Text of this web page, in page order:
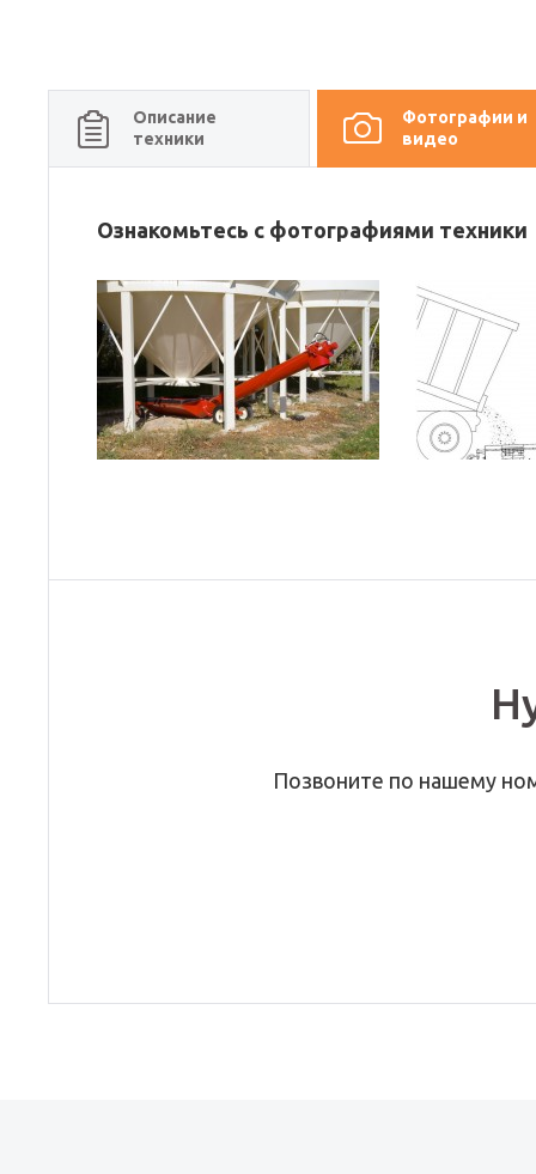
Описание
техники
Фотографии и
видео
Ознакомьтесь с фотографиями техники
Позвоните по нашему